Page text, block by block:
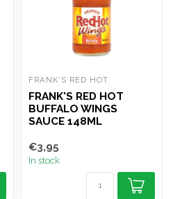
FRANK'S RED HOT
FRANK'S RED HOT
BUFFALO WINGS
SAUCE 148ML
€3,95
In stock